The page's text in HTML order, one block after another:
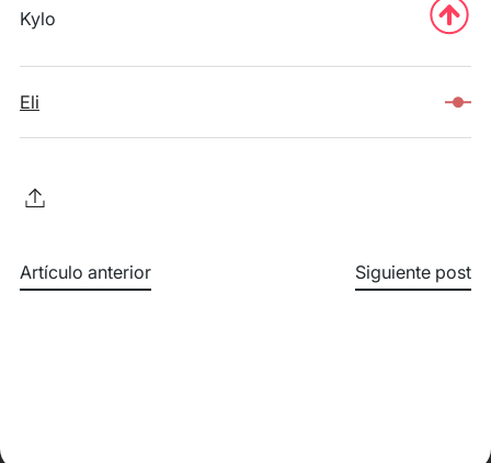
Kylo
Eli
Artículo anterior Siguiente post